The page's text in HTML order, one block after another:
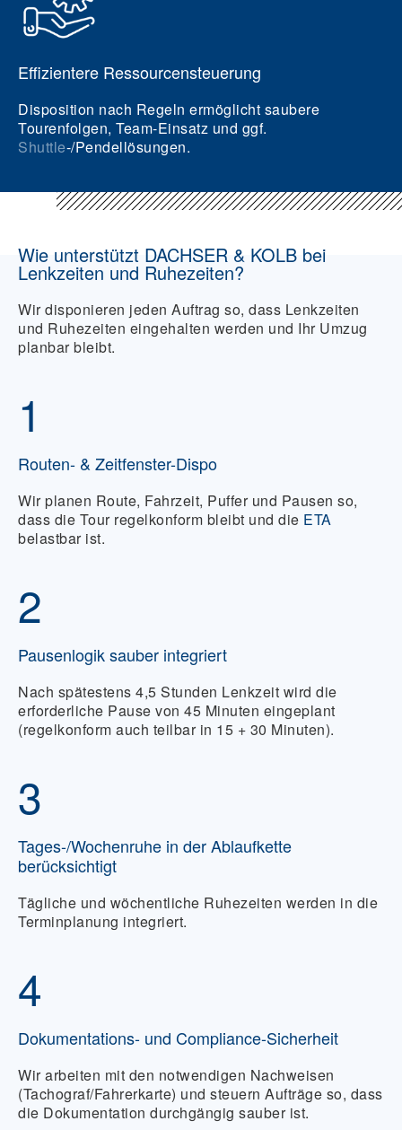
Effizientere Ressourcensteuerung
Disposition nach Regeln ermöglicht saubere
Tourenfolgen, Team-Einsatz und ggf.
Shuttle-/Pendellösungen.
Wie unterstützt DACHSER & KOLB bei
Lenkzeiten und Ruhezeiten?
Wir disponieren jeden Auftrag so, dass Lenkzeiten
und Ruhezeiten eingehalten werden und Ihr Umzug
planbar bleibt.
1
Routen- & Zeitfenster-Dispo
Wir planen Route, Fahrzeit, Puffer und Pausen so,
dass die Tour regelkonform bleibt und die ETA
belastbar ist.
2
Pausenlogik sauber integriert
Nach spätestens 4,5 Stunden Lenkzeit wird die
erforderliche Pause von 45 Minuten eingeplant
(regelkonform auch teilbar in 15 + 30 Minuten).
3
Tages-/Wochenruhe in der Ablaufkette
berücksichtigt
Tägliche und wöchentliche Ruhezeiten werden in die
Terminplanung integriert.
4
Dokumentations- und Compliance-Sicherheit
Wir arbeiten mit den notwendigen Nachweisen
(Tachograf/Fahrerkarte) und steuern Aufträge so, dass
die Dokumentation durchgängig sauber ist.